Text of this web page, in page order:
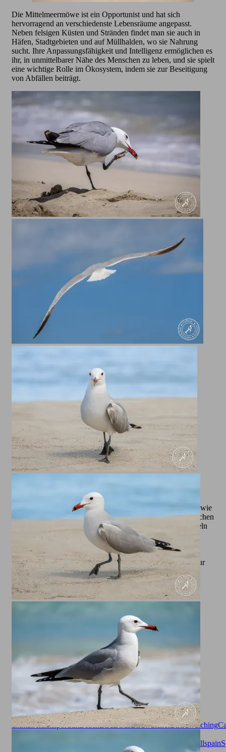
Die Mittelmeermöwe ist ein Opportunist und hat sich
hervorragend an verschiedenste Lebensräume angepasst.
Neben felsigen Küsten und Stränden findet man sie auch in
Häfen, Stadtgebieten und auf Müllhalden, wo sie Nahrung
sucht. Ihre Anpassungsfähigkeit und Intelligenz ermöglichen es
ihr, in unmittelbarer Nähe des Menschen zu leben, und sie spielt
eine wichtige Rolle im Ökosystem, indem sie zur Beseitigung
von Abfällen beiträgt.
Das Verhalten der Mittelmeermöwe ist ebenso faszinierend wie
ihr Erscheinungsbild. Während der Brutzeit, die meist zwischen
März und Juli liegt, nisten sie in Kolonien auf Klippen, Inseln
oder anderen geschützten Gebieten. Ihre Jungen werden
liebevoll versorgt und verteidigt, oft auch gegen größere
Bedrohungen. Ihre Rufe, ein markantes, oft schrilles „kjaa-
kjaa“, sind an den Küsten kaum zu überhören und tragen zur
besonderen Atmosphäre dieser Orte bei. Alle hier von mir
gezeigten Bilder sind übrigens rund um Cala Millor auf
Mallorca entstanden.
Animals
animalAnimalportrait Beach Bird BirdsBirdwatcherBirirdwatching
Seagullspain